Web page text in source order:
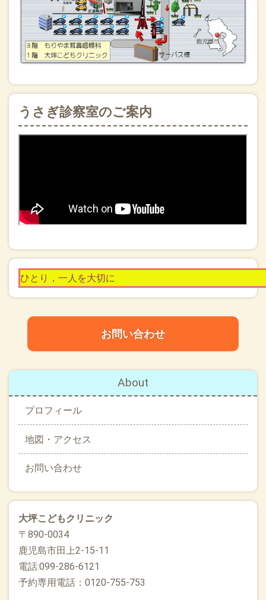
うさぎ診察室のご案内
ひとり，一人を大切に
お問い合わせ
About
プロフィール
地図・アクセス
お問い合わせ
大坪こどもクリニック
〒890-0034
鹿児島市田上2-15-11
電話:099-286-6121
予約専用電話：0120-755-753